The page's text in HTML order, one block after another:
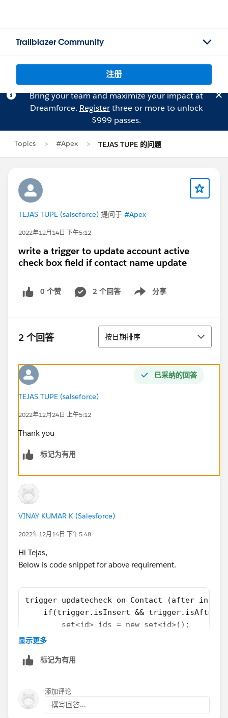
Trailblazer Community
注册
Bring your team and maximize your impact at
Dreamforce. Registerthree or more to unlock
$999 passes.
Topics #Apex TEJAS TUPE 的问题
TEJAS TUPE (salseforce) 提问于 #Apex
2022年12月14日 下午5:12
write a trigger to update account active
check box field if contact name update
0 个赞 2 个回答 分享
Show menu
2 个回答 排序
按日期排序
已采纳的回答
TEJAS TUPE (salseforce)
2022年12月24日 上午5:12
Thank you
标记为有用
VINAY KUMAR K (Salesforce)
2022年12月14日 下午5:48
Hi Tejas,
Below is code snippet for above requirement.
trigger updatecheck on Contact (after
    if(trigger.isInsert && trigger.isAfter){
        set<id> ids = new set<id>();
        for(contact con: trigger.new){
                ids.add(con.accountid);
        }
list<account> acclist = [select
        for(contact con : trigger.new){
显示更多
标记为有用
添加评论
撰写回答...